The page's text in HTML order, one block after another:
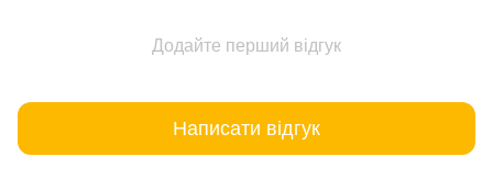
Додайте перший відгук
Написати відгук